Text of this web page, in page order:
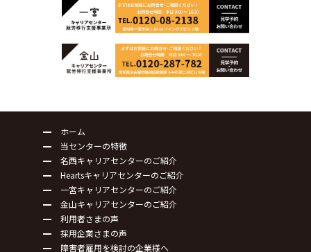
ホーム
当センターの特徴
名西キャリアセンターのご紹介
Heartsキャリアセンターのご紹介
一宮キャリアセンターのご紹介
金山キャリアセンターのご紹介
利用者さまの声
採用企業さまの声
障害者雇用を検討の企業様へ